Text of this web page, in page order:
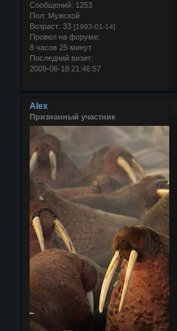
Сообщений: 1253
Пол: Мужской
Возраст: 33 [1993-01-14]
Провел на форуме:
8 часов 25 минут
Последний визит:
2009-06-18 21:46:57
Alex
Признанный участник